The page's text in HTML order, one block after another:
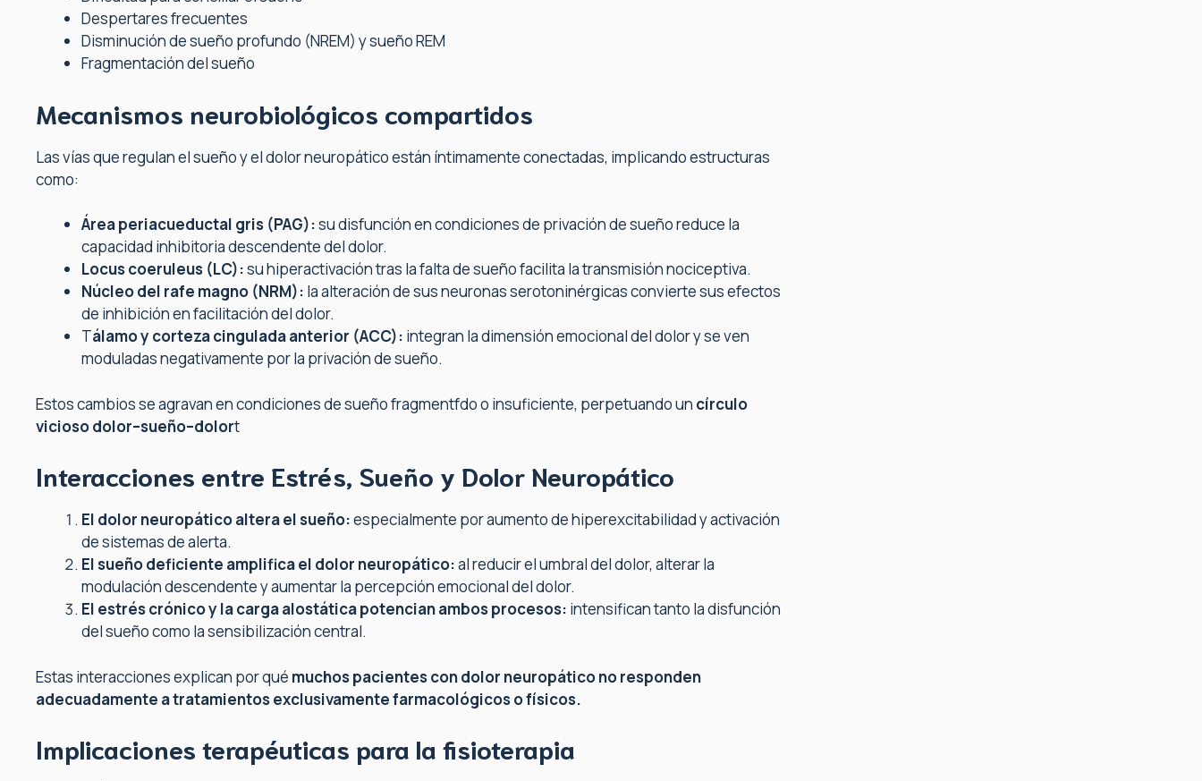
Despertares frecuentes
Disminución de sueño profundo (NREM) y sueño REM
Fragmentación del sueño
Mecanismos neurobiológicos compartidos
Las vías que regulan el sueño y el dolor neuropático están íntimamente conectadas, implicando estructuras
como:
Área periacueductal gris (PAG):su disfunción en condiciones de privación de sueño reduce la
capacidad inhibitoria descendente del dolor.
Locus coeruleus (LC):su hiperactivación tras la falta de sueño facilita la transmisión nociceptiva.
Núcleo del rafe magno (NRM): la alteración de sus neuronas serotoninérgicas convierte sus efectos
de inhibición en facilitación del dolor.
Tálamo y corteza cingulada anterior (ACC): integran la dimensión emocional del dolor y se ven
moduladas negativamente por la privación de sueño.
Estos cambios se agravan en condiciones de sueño fragmentfdo o insuficiente, perpetuando un círculo
vicioso dolor–sueño–dolort
Interacciones entre Estrés, Sueño y Dolor Neuropático
El dolor neuropático altera el sueño:especialmente por aumento de hiperexcitabilidad y activación
de sistemas de alerta.
El sueño deficiente amplifica el dolor neuropático:al reducir el umbral del dolor, alterar la
modulación descendente y aumentar la percepción emocional del dolor.
El estrés crónico y la carga alostática potencian ambos procesos: intensifican tanto la disfunción
del sueño como la sensibilización central.
Estas interacciones explican por qué muchos pacientes con dolor neuropático no responden
adecuadamente a tratamientos exclusivamente farmacológicos o físicos.
Implicaciones terapéuticas para la fisioterapia